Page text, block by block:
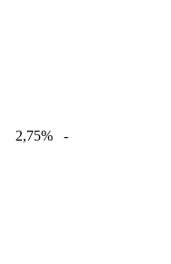
2,75% -